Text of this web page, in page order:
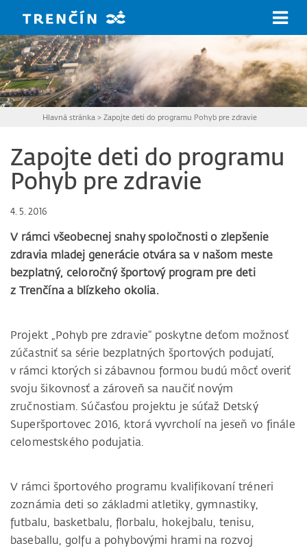
Hlavná stránka > Zapojte deti do programu Pohyb pre zdravie
Zapojte deti do programu
Pohyb pre zdravie
4. 5. 2016
V rámci všeobecnej snahy spoločnosti o zlepšenie
zdravia mladej generácie otvára sa v našom meste
bezplatný, celoročný športový program pre deti
z Trenčína a blízkeho okolia.
Projekt „Pohyb pre zdravie“ poskytne deťom možnosť
zúčastniť sa série bezplatných športových podujatí,
v rámci ktorých si zábavnou formou budú môcť overiť
svoju šikovnosť a zároveň sa naučiť novým
zručnostiam. Súčasťou projektu je súťaž Detský
Superšportovec 2016, ktorá vyvrcholí na jeseň vo finále
celomestského podujatia.
V rámci športového programu kvalifikovaní tréneri
zoznámia deti so základmi atletiky, gymnastiky,
futbalu, basketbalu, florbalu, hokejbalu, tenisu,
baseballu, golfu a pohybovými hrami na rozvoj